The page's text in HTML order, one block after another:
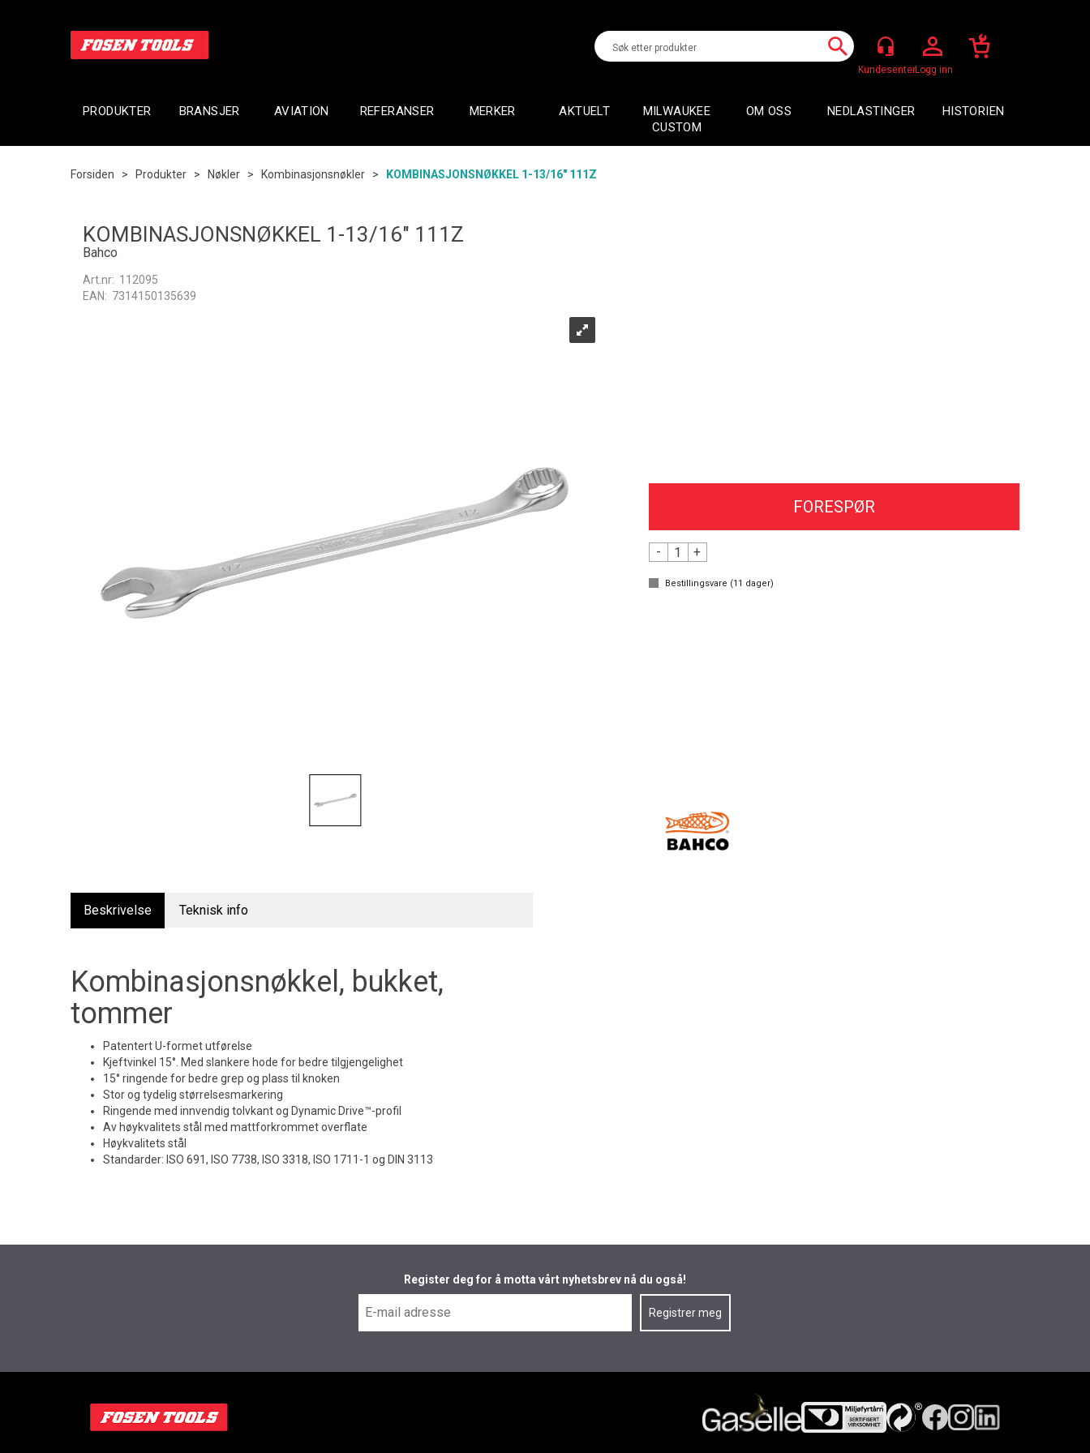
Logg inn
PRODUKTER BRANSJER AVIATION REFERANSER MERKER AKTUELT
MILWAUKEE
CUSTOM
OM OSS NEDLASTINGER HISTORIEN
Forsiden > Produkter > Nøkler > Kombinasjonsnøkler > KOMBINASJONSNØKKEL 1-13/16" 111Z
KOMBINASJONSNØKKEL 1-13/16" 111Z
Bahco
Art.nr: 112095
EAN: 7314150135639
FORESPØR
- +
Bestillingsvare (11 dager)
Beskrivelse Teknisk info
Kombinasjonsnøkkel, bukket,
tommer
Patentert U-formet utførelse
Kjeftvinkel 15°. Med slankere hode for bedre tilgjengelighet
15° ringende for bedre grep og plass til knoken
Stor og tydelig størrelsesmarkering
Ringende med innvendig tolvkant og Dynamic Drive™-profil
Av høykvalitets stål med mattforkrommet overflate
Høykvalitets stål
Standarder: ISO 691, ISO 7738, ISO 3318, ISO 1711-1 og DIN 3113
Register deg for å motta vårt nyhetsbrev nå du også!